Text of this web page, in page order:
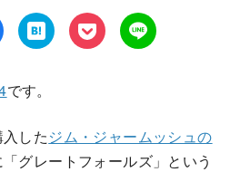
です。
したジム・ジャームッシュの
「グレートフォールズ」という